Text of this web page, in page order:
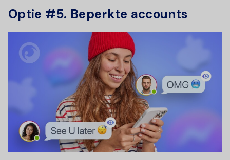
Optie #5. Beperkte accounts